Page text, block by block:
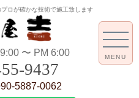
ロが確かな技術で施工致します
〜 PM 6:00
9437
5887-0062
MENU